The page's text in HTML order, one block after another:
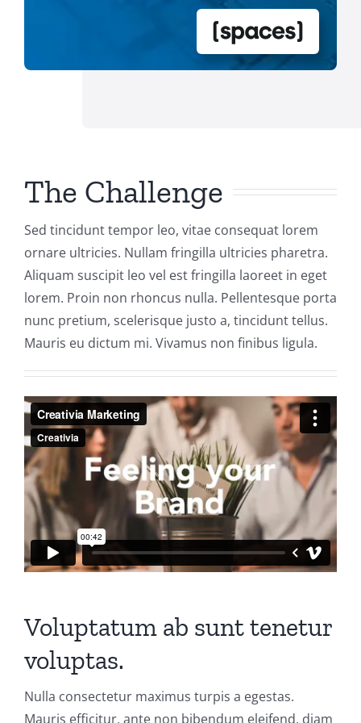
The Challenge
Sed tincidunt tempor leo, vitae consequat lorem
ornare ultricies. Nullam fringilla ultricies pharetra.
Aliquam suscipit leo vel est fringilla laoreet in eget
lorem. Proin non rhoncus nulla. Pellentesque porta
nunc pretium, scelerisque justo a, tincidunt tellus.
Mauris eu dictum mi. Vivamus non finibus ligula.
Voluptatum ab sunt tenetur
voluptas.
Nulla consectetur maximus turpis a egestas.
Mauris efficitur, ante non bibendum eleifend, diam